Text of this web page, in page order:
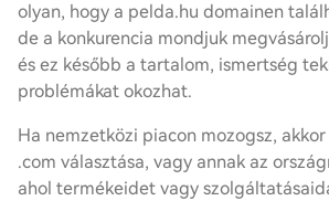
olyan, hogy a pelda.hu domainen
de a konkurencia mondjuk
és ez később a tartalom, ismertség
problémákat okozhat.
Ha nemzetközi piacon mozogsz,
.com választása, vagy annak az
ahol termékeidet vagy